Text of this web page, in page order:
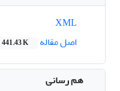
اصل مقاله
441.43 K
هم رسانی